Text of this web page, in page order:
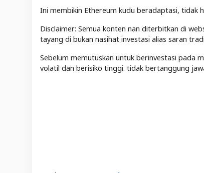
Ini membikin Ethereum kudu beradaptasi, tidak
Disclaimer: Semua konten nan diterbitkan di
tayang di bukan nasihat investasi alias saran
Sebelum memutuskan untuk berinvestasi pada
volatil dan berisiko tinggi. tidak bertanggung